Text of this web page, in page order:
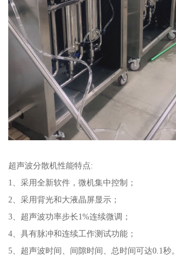
超声波分散机性能特点:
1、采用全新软件，微机集中控制；
2、采用背光和大液晶屏显示；
3、超声波功率步长1%连续微调；
4、具有脉冲和连续工作测试功能；
5、超声波时间、间隙时间、总时间可达0.1秒。